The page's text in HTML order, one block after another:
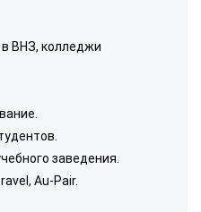
ВНЗ, колледжи
заведения.
Au-Pair.